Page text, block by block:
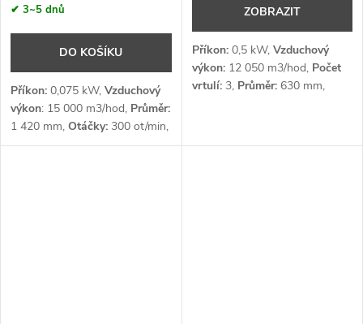
✔ 3~5 dnů
DO KOŠÍKU
Příkon: 0,075 kW, Vzduchový
výkon: 15 000 m3/hod, Průměr:
1 420 mm, Otáčky: 300 ot/min,
Šířka záběru:10 m,Napětí:1 x
ZOBRAZIT
Příkon:0,5 kW, Vzduchový
výkon:12 050 m3/hod, Počet
vrtulí:3, Průměr:630 mm,